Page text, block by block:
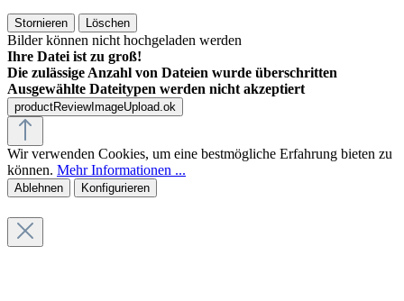
Stornieren Löschen
Bilder können nicht hochgeladen werden
Ihre Datei ist zu groß!
Die zulässige Anzahl von Dateien wurde überschritten
Ausgewählte Dateitypen werden nicht akzeptiert
productReviewImageUpload.ok
Wir verwenden Cookies, um eine bestmögliche Erfahrung bieten zu
können. Mehr Informationen ...
Ablehnen Konfigurieren